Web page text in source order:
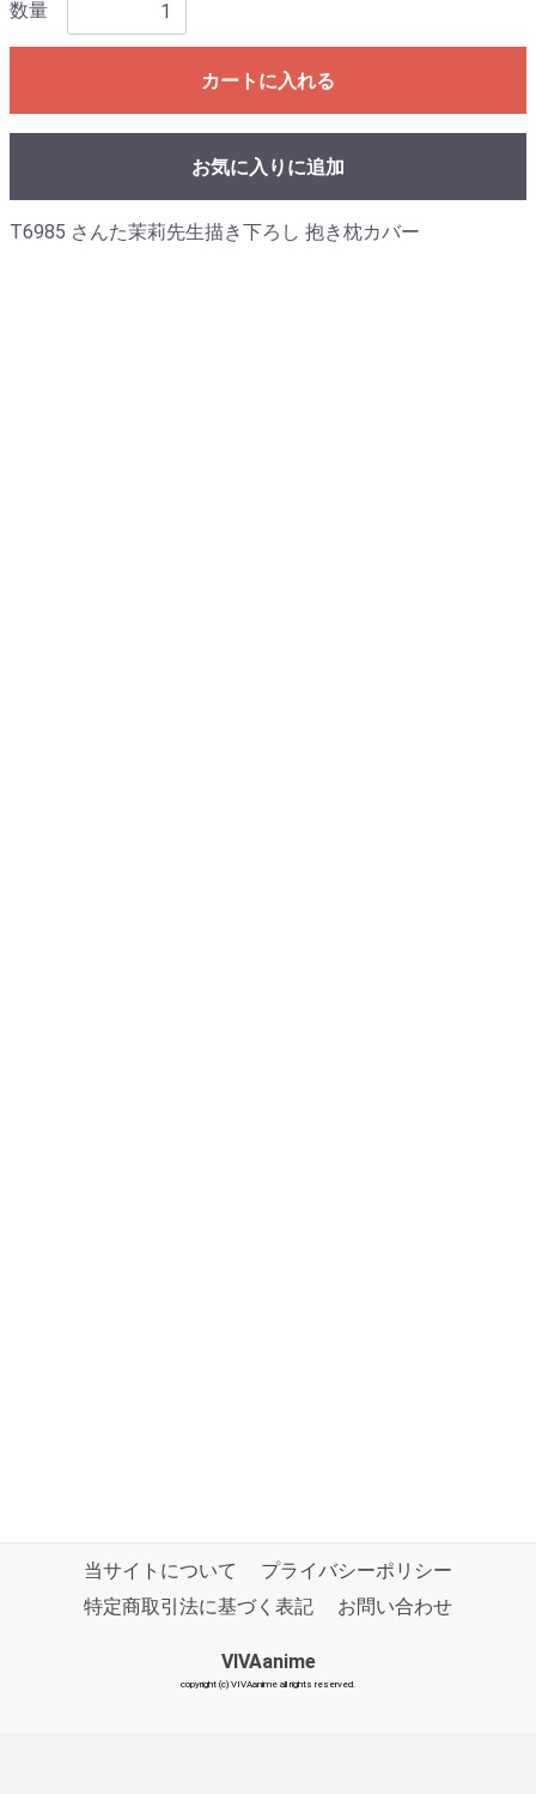
数量
カートに入れる
お気に入りに追加
T6985 さんた茉莉先生描き下ろし 抱き枕カバー
当サイトについて
プライバシーポリシー
特定商取引法に基づく表記
お問い合わせ
VIVAanime
copyright (c) VIVAanime all rights reserved.